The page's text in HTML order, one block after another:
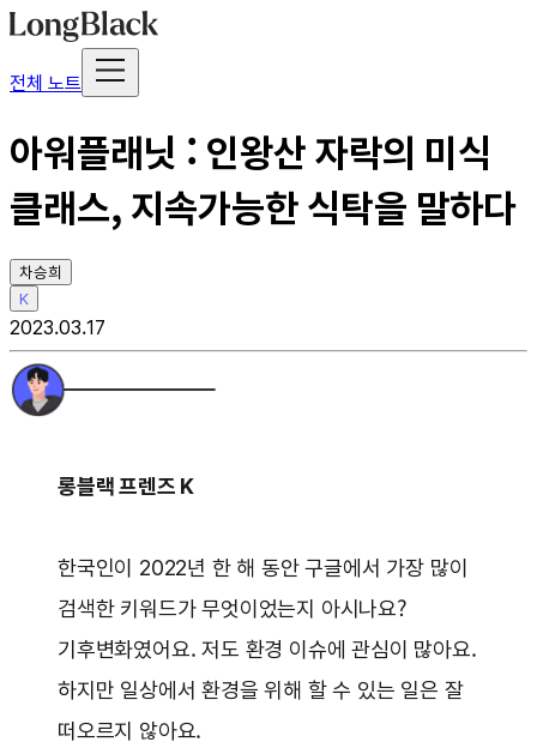
전체 노트
아워플래닛 : 인왕산 자락의 미식
클래스, 지속가능한 식탁을 말하다
차승희
K
2023.03.17
롱블랙 프렌즈 K
한국인이 2022년 한 해 동안 구글에서 가장 많이
검색한 키워드가 무엇이었는지 아시나요?
기후변화였어요. 저도 환경 이슈에 관심이 많아요.
하지만 일상에서 환경을 위해 할 수 있는 일은 잘
떠오르지 않아요.